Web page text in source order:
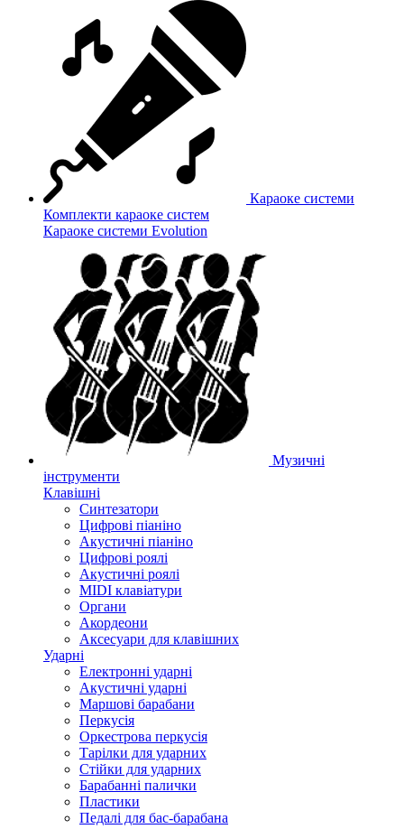
Караоке системи
Комплекти караоке систем
Караоке системи Evolution
Музичні
інструменти
Клавішні
Синтезатори
Цифрові піаніно
Акустичні піаніно
Цифрові роялі
Акустичні роялі
MIDI клавіатури
Органи
Акордеони
Аксесуари для клавішних
Ударні
Електронні ударні
Акустичні ударні
Маршові барабани
Перкусія
Оркестрова перкусія
Тарілки для ударних
Стійки для ударних
Барабанні палички
Пластики
Педалі для бас-барабана